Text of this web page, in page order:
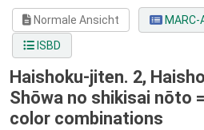
Normale Ansicht
MARC-
ISBD
Haishoku-jiten. 2,
Shōwa no shikisai nōto
color combinations